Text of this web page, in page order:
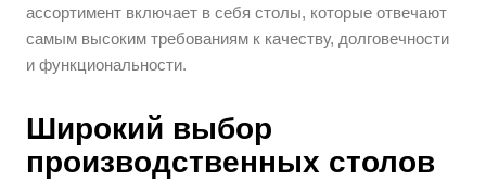
ассортимент включает в себя столы, которые отвечают
самым высоким требованиям к качеству, долговечности
и функциональности.
Широкий выбор
производственных столов